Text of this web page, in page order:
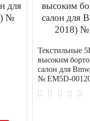
Текстильные
высоким
салон для
№ EM5D-